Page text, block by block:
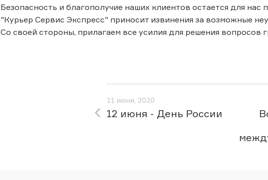
Безопасность и благополучие наших клиентов остается для нас
"Курьер Сервис Экспресс" приносит извинения за возможные
Со своей стороны, прилагаем все усилия для решения вопросов
11 июня, 2020
12 июня - День России